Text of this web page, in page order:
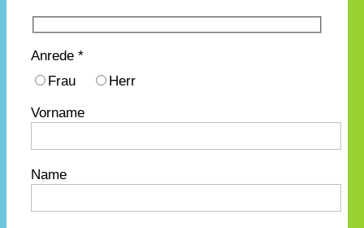
Anrede *
Frau
Herr
Vorname
Name